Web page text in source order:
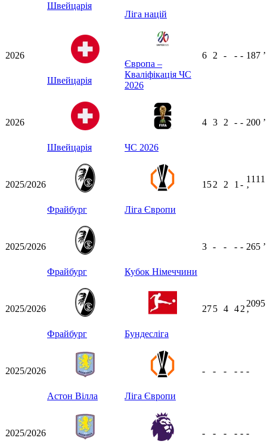
Швейцарія
Ліга націй
2026
Швейцарія
Європа –
Кваліфікація ЧС
2026
6 2 - - - 187 ʼ
2026
Швейцарія ЧС 2026
4 3 2 - - 200 ʼ
2025/2026
Фрайбург Ліга Європи
152 2 1 -
1111
ʼ
2025/2026
Фрайбург Кубок Німеччини
3 - - - - 265 ʼ
2025/2026
Фрайбург Бундесліга
275 4 42
2095
ʼ
2025/2026
Астон Вілла Ліга Європи
- - - - - -
2025/2026 - - - - - -